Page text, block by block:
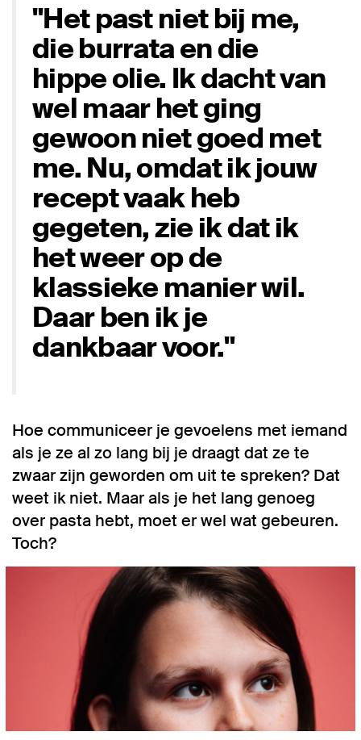
"Het past niet bij me,
die burrata en die
hippe olie. Ik dacht van
wel maar het ging
gewoon niet goed met
me. Nu, omdat ik jouw
recept vaak heb
gegeten, zie ik dat ik
het weer op de
klassieke manier wil.
Daar ben ik je
dankbaar voor."
Hoe communiceer je gevoelens met iemand
als je ze al zo lang bij je draagt dat ze te
zwaar zijn geworden om uit te spreken? Dat
weet ik niet. Maar als je het lang genoeg
over pasta hebt, moet er wel wat gebeuren.
Toch?